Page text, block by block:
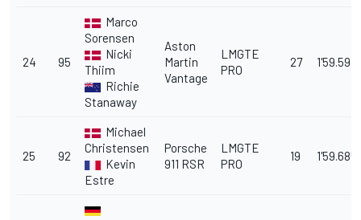
24 95
Marco
Sorensen
Nicki
Thiim
Richie
Stanaway
Aston
Martin
Vantage
LMGTE
PRO
27 1'59.597
25 92
Michael
Christensen
Kevin
Estre
Porsche
911 RSR
LMGTE
PRO
19 1'59.685